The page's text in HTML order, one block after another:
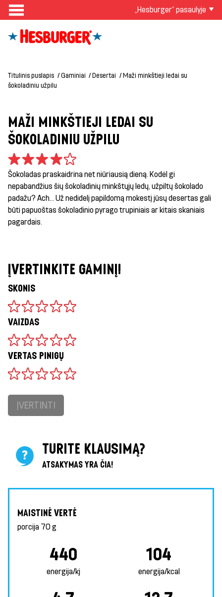
„Hesburger“ pasaulyje
Titulinis puslapis Gaminiai Desertai
Maži minkštieji ledai su
šokoladiniu užpilu
MAŽI MINKŠTIEJI LEDAI SU
ŠOKOLADINIU UŽPILU
Šokoladas praskaidrina net niūriausią dieną. Kodėl gi
nepabandžius šių šokoladinių minkštųjų ledų, užpiltų šokolado
padažu? Ach... Už nedidelį papildomą mokestį jūsų desertas gali
būti papuoštas šokoladinio pyrago trupiniais ar kitais skaniais
pagardais.
ĮVERTINKITE GAMINĮ!
SKONIS
VAIZDAS
VERTAS PINIGŲ
ĮVERTINTI
TURITE KLAUSIMĄ?
ATSAKYMAS YRA ČIA!
MAISTINĖ VERTĖ
porcija 70 g
440
energija/kj
104
energija/kcal